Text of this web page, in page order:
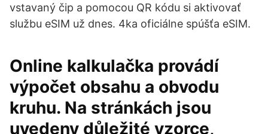
vstavaný čip a pomocou QR kódu si aktivovať
službu eSIM už dnes. 4ka oficiálne spúšťa eSIM.
Online kalkulačka provádí
výpočet obsahu a obvodu
kruhu. Na stránkách jsou
uvedeny důležité vzorce,